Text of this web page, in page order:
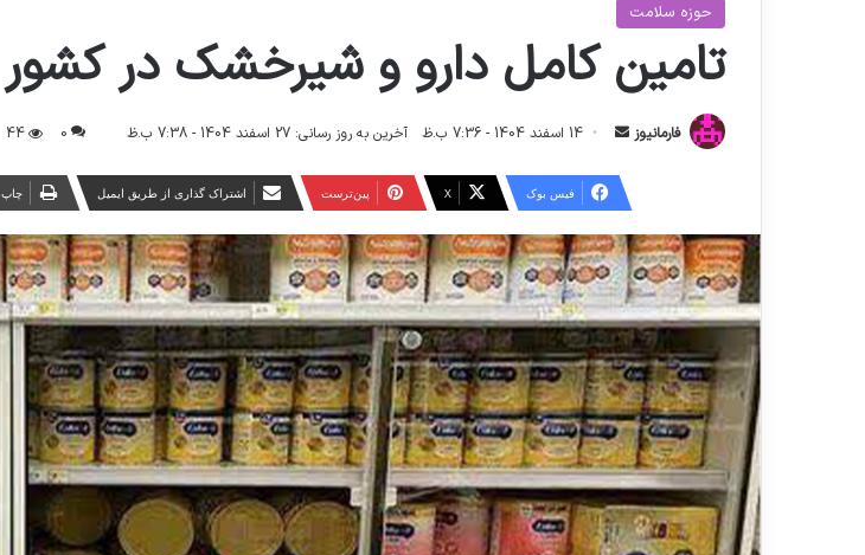
حوزه سلامت
تامین کامل دارو و شیرخشک در کشور
فارمانیوز
س
ل
ا
ی
م
ی
ل
14 اسفند 1404 - 7:36 ب.ظ آخرین به روز رسانی: 27 اسفند 1404 - 7:38 ب.ظ 0
44
فیس بوک X ‫پین‌ترست اشتراک گذاری از طریق ایمیل چاپ